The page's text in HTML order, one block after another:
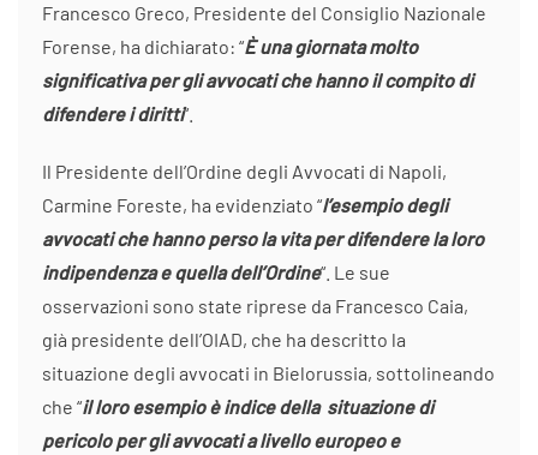
Francesco Greco, Presidente del Consiglio Nazionale
Forense, ha dichiarato: “È una giornata molto
significativa per gli avvocati che hanno il compito di
difendere i diritti“.
Il Presidente dell’Ordine degli Avvocati di Napoli,
Carmine Foreste, ha evidenziato “l’esempio degli
avvocati che hanno perso la vita per difendere la loro
indipendenza e quella dell’Ordine“. Le sue
osservazioni sono state riprese da Francesco Caia,
già presidente dell’OIAD, che ha descritto la
situazione degli avvocati in Bielorussia, sottolineando
che “il loro esempio è indice della situazione di
pericolo per gli avvocati a livello europeo e